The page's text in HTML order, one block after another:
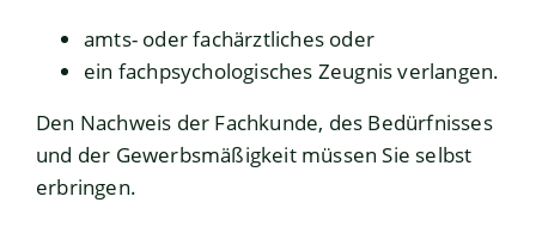
amts- oder fachärztliches oder
ein fachpsychologisches Zeugnis verlangen.
Den Nachweis der Fachkunde, des Bedürfnisses
und der Gewerbsmäßigkeit müssen Sie selbst
erbringen.